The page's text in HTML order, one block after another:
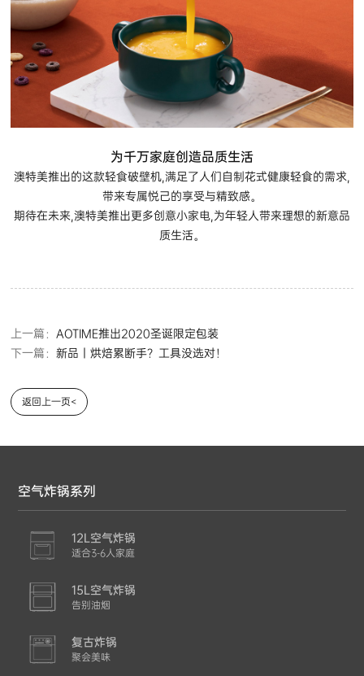
为千万家庭创造品质生活
澳特美推出的这款轻食破壁机,满足了人们自制花式健康轻食的需求,
带来专属悦己的享受与精致感。
期待在未来,澳特美推出更多创意小家电,为年轻人带来理想的新意品
质生活。
上一篇：AOTIME推出2020圣诞限定包装
下一篇：新品丨烘焙累断手？工具没选对！
返回上一页<
空气炸锅系列
12L空气炸锅
适合3-6人家庭
15L空气炸锅
告别油烟
复古炸锅
聚会美味